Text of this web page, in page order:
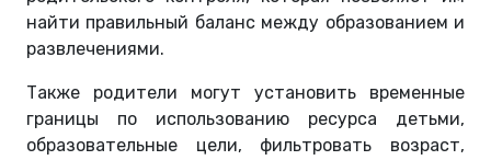
найти правильный баланс между образованием и
развлечениями.
Также родители могут установить временные
границы по использованию ресурса детьми,
образовательные цели, фильтровать возраст,